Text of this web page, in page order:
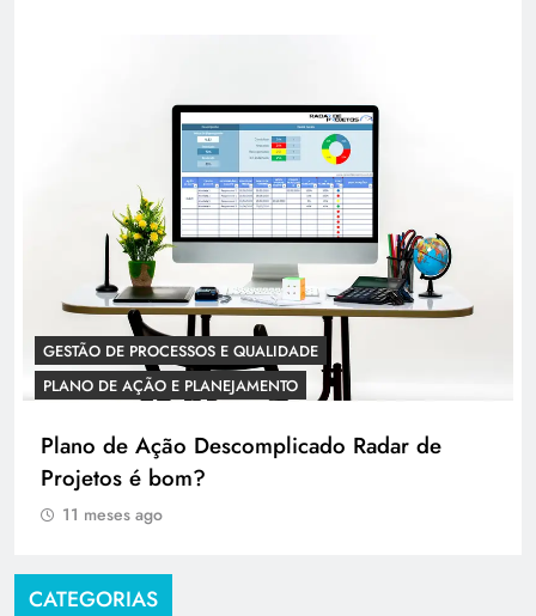
GESTÃO DE PROCESSOS E QUALIDADE
PLANO DE AÇÃO E PLANEJAMENTO
Plano de Ação Descomplicado Radar de
Projetos é bom?
11 meses ago
CATEGORIAS